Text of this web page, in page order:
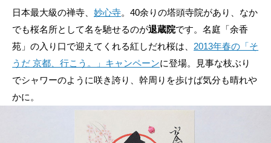
日本最大級の禅寺、妙心寺。40余りの塔頭寺院があり、なか
でも桜名所として名を馳せるのが退蔵院です。名庭「余香
苑」の入り口で迎えてくれる紅しだれ桜は、 2013年春の「そ
うだ 京都、行こう。」キャンペーンに登場。見事な枝ぶり
でシャワーのように咲き誇り、幹周りを歩けば気分も晴れや
かに。